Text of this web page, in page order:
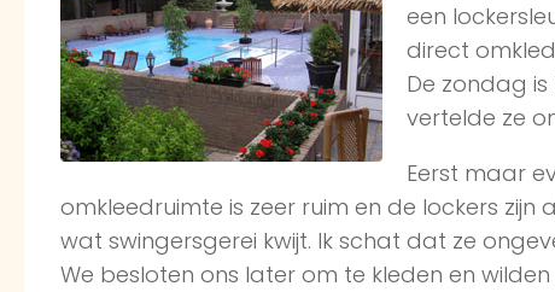
een
direct
De zondag
vertelde ze
Eerst maar
omkleedruimte is zeer ruim en de lockers
wat swingersgerei kwijt. Ik schat dat ze
We besloten ons later om te kleden en